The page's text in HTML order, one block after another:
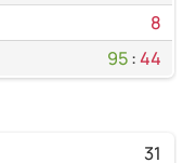
8
95:44
31